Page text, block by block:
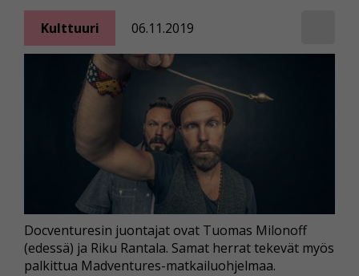
Kulttuuri 06.11.2019
Docventuresin juontajat ovat Tuomas Milonoff
(edessä) ja Riku Rantala. Samat herrat tekevät myös
palkittua Madventures-matkailuohjelmaa.